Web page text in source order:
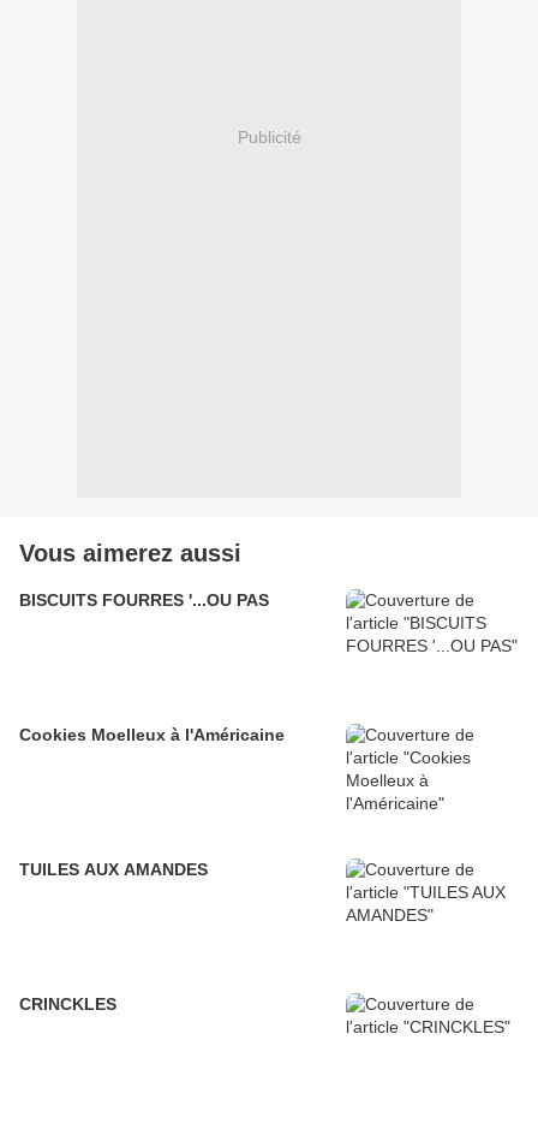
Publicité
Vous aimerez aussi
BISCUITS FOURRES '...OU PAS
Cookies Moelleux à l'Américaine
TUILES AUX AMANDES
CRINCKLES